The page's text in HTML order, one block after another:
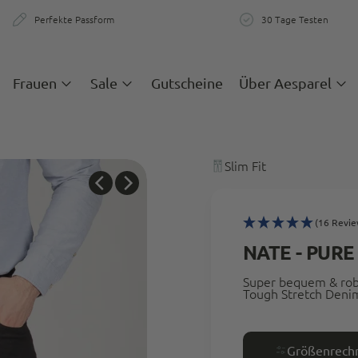
Perfekte Passform 30 Tage Testen
Passform & Komfort 30 Tage testen
Frauen Sale Gutscheine Über Aesparel
Slim Fit
(16
NATE -
Super bequem &
Tough Stretch